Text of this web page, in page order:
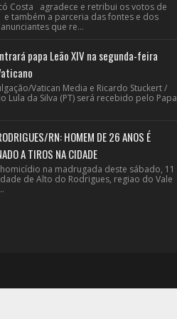
Costa agradece e retribui os votos de
também a parceria das fontes e dos
que re...
papa Leão XIV na segunda-feira
Vatican Media e Ricardo Stuckert /
Lula da Silva (PT) será recebido pelo Papa
RN: HOMEM DE 26 ANOS É
A TIROS NA CIDADE
na madrugada deste sábado, 11
de Alto do Rodrigues, regiao do Vale